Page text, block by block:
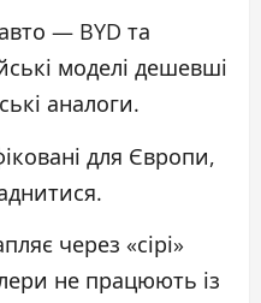
— BYD та
моделі дешевші
аналоги.
для Європи,
через «сірі»
не працюють із